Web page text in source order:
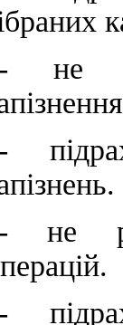
- не
-
- не
-